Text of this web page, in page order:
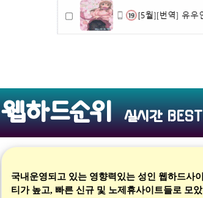
웹하드순위 실시간 BEST
국내운영되고 있는 영향력있는 성인 웹하드사
티가 높고, 빠른 신규 및 노제휴사이트들로 모